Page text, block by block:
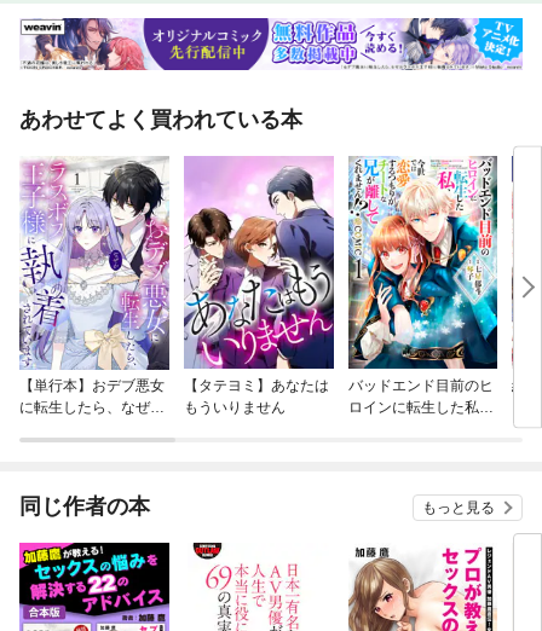
あわせてよく買われている本
【単行本】おデブ悪女
に転生したら、なぜか
【タテヨミ】あなたは
もういりません
バッドエンド目前のヒ
ロインに転生した私、
結
同じ作者の本 もっと見る